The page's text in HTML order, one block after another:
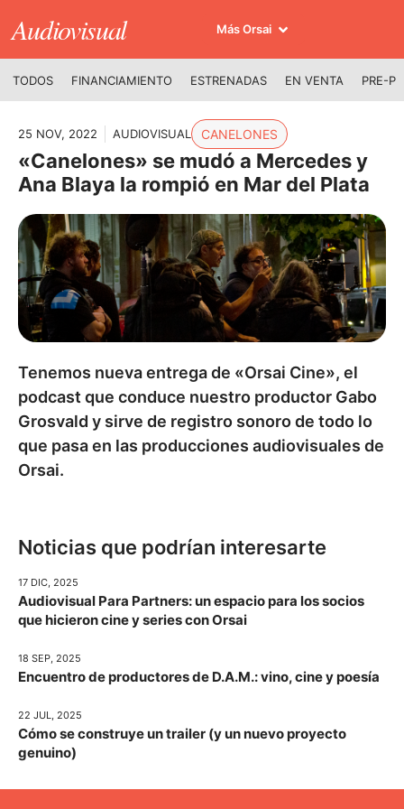
Audiovisual Más Orsai
TODOS FINANCIAMIENTO ESTRENADAS EN VENTA PRE-
25 NOV, 2022 AUDIOVISUAL CANELONES
«Canelones» se mudó a Mercedes y
Ana Blaya la rompió en Mar del Plata
Tenemos nueva entrega de «Orsai Cine», el
podcast que conduce nuestro productor Gabo
Grosvald y sirve de registro sonoro de todo lo
que pasa en las producciones audiovisuales de
Orsai.
Noticias que podrían interesarte
17 DIC, 2025
Audiovisual Para Partners: un espacio para los socios
que hicieron cine y series con Orsai
18 SEP, 2025
Encuentro de productores de D.A.M.: vino, cine y poesía
22 JUL, 2025
Cómo se construye un trailer (y un nuevo proyecto
genuino)